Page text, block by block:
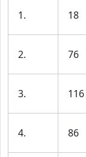
1. 18
2. 76
3. 116
4. 86